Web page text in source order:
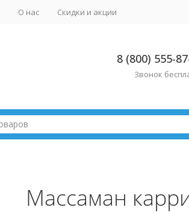
О нас Скидки и акции
8 (800) 555-
Звонок
Массаман